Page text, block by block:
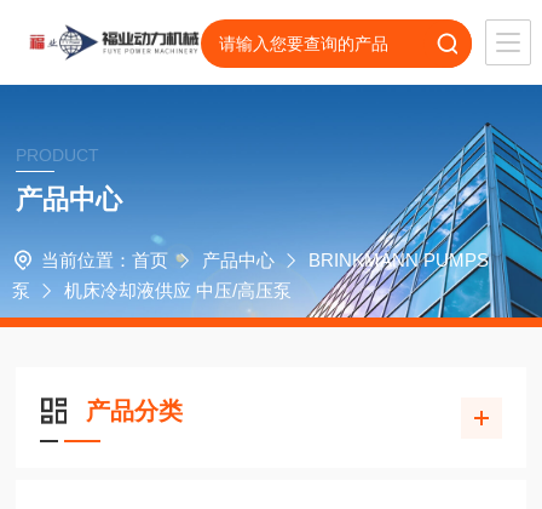
PRODUCT
产品中心
当前位置： 首页 产品中心
BRINKMANN PUMPS
泵
机床冷却液供应 中压/高压泵
产品分类